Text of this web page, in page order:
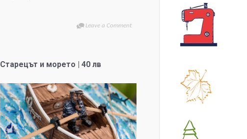
Leave a Comment
Старецът и морето | 40 лв